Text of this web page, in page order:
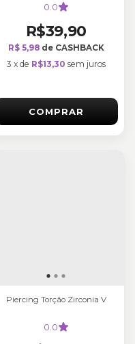
0.0
R$39,90
R$ 5,98de CASHBACK
3 x de R$13,30 sem juros
COMPRAR
Piercing Torção Zirconia V
0.0